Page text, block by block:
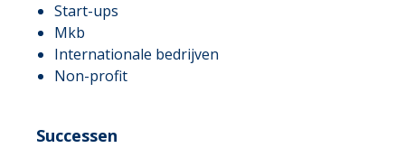
Start-ups
Mkb
Internationale bedrijven
Non-profit
Successen